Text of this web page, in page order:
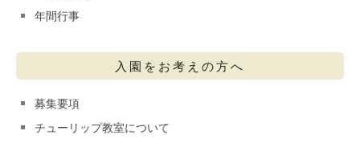
年間行事
入園をお考えの方へ
募集要項
チューリップ教室について